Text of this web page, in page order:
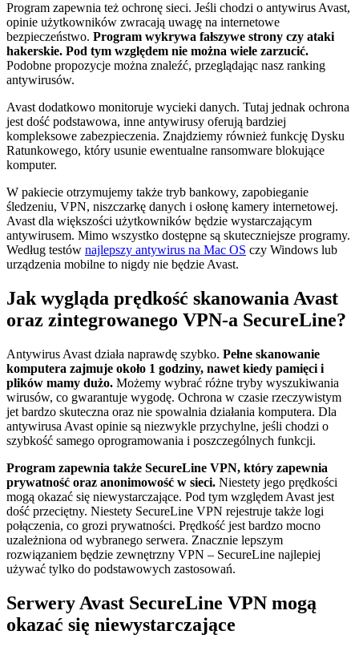
Program zapewnia też ochronę sieci. Jeśli chodzi o antywirus Avast,
opinie użytkowników zwracają uwagę na internetowe
bezpieczeństwo. Program wykrywa fałszywe strony czy ataki
hakerskie. Pod tym względem nie można wiele zarzucić.
Podobne propozycje można znaleźć, przeglądając nasz ranking
antywirusów.
Avast dodatkowo monitoruje wycieki danych. Tutaj jednak ochrona
jest dość podstawowa, inne antywirusy oferują bardziej
kompleksowe zabezpieczenia. Znajdziemy również funkcję Dysku
Ratunkowego, który usunie ewentualne ransomware blokujące
komputer.
W pakiecie otrzymujemy także tryb bankowy, zapobieganie
śledzeniu, VPN, niszczarkę danych i osłonę kamery internetowej.
Avast dla większości użytkowników będzie wystarczającym
antywirusem. Mimo wszystko dostępne są skuteczniejsze programy.
Według testów najlepszy antywirus na Mac OS czy Windows lub
urządzenia mobilne to nigdy nie będzie Avast.
Jak wygląda prędkość skanowania Avast
oraz zintegrowanego VPN-a SecureLine?
Antywirus Avast działa naprawdę szybko. Pełne skanowanie
komputera zajmuje około 1 godziny, nawet kiedy pamięci i
plików mamy dużo. Możemy wybrać różne tryby wyszukiwania
wirusów, co gwarantuje wygodę. Ochrona w czasie rzeczywistym
jet bardzo skuteczna oraz nie spowalnia działania komputera. Dla
antywirusa Avast opinie są niezwykle przychylne, jeśli chodzi o
szybkość samego oprogramowania i poszczególnych funkcji.
Program zapewnia także SecureLine VPN, który zapewnia
prywatność oraz anonimowość w sieci. Niestety jego prędkości
mogą okazać się niewystarczające. Pod tym względem Avast jest
dość przeciętny. Niestety SecureLine VPN rejestruje także logi
połączenia, co grozi prywatności. Prędkość jest bardzo mocno
uzależniona od wybranego serwera. Znacznie lepszym
rozwiązaniem będzie zewnętrzny VPN – SecureLine najlepiej
używać tylko do podstawowych zastosowań.
Serwery Avast SecureLine VPN mogą
okazać się niewystarczające